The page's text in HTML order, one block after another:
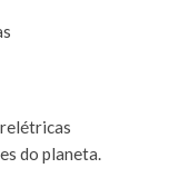
do planeta.